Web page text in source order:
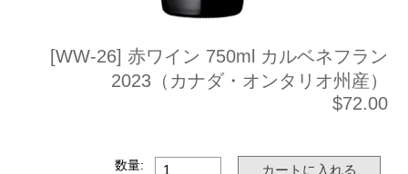
[WW-26] 赤ワイン 750ml カルベネフラン
2023（カナダ・オンタリオ州産）
$72.00
数量: